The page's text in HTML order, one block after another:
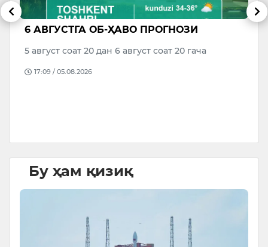
6 АВГУСТГА ОБ-ҲАВО ПРОГНОЗИ
5 август соат 20 дан 6 август соат 20 гача
17:09 / 05.08.2026
Бу ҳам қизиқ